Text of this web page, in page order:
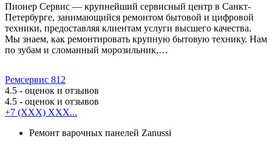
Пионер Сервис — крупнейший сервисный центр в Санкт-
Петербурге, занимающийся ремонтом бытовой и цифровой
техники, предоставляя клиентам услуги высшего качества.
Мы знаем, как ремонтировать крупную бытовую технику. Нам
по зубам и сломанный морозильник,…
Ремсервис 812
4.5 - оценок и отзывов
4.5 - оценок и отзывов
+7 (XXX) XXX...
Ремонт варочных панелей Zanussi